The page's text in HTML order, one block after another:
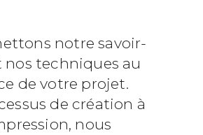
notre savoir-
nos techniques au
de votre projet.
de création à
nous